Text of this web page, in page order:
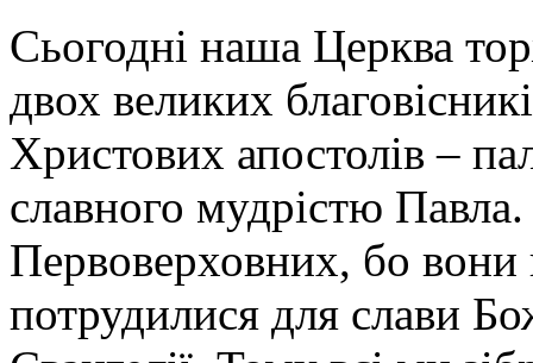
Сьогодні наша Церква
двох великих
Христових апостолів –
славного мудрістю
Первоверховних, бо вони
потрудилися для слави